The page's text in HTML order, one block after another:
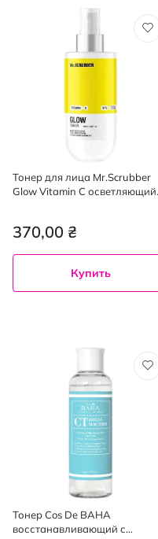
Тонер для лица Mr.Scrubber
Glow Vitamin C осветляющий
370,00 ₴
Купить
Тонер Cos De BAHA
восстанавливающий с